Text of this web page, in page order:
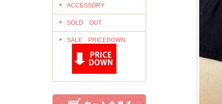
ACCESSORY
SOLD OUT
SALE PRICEDOWN